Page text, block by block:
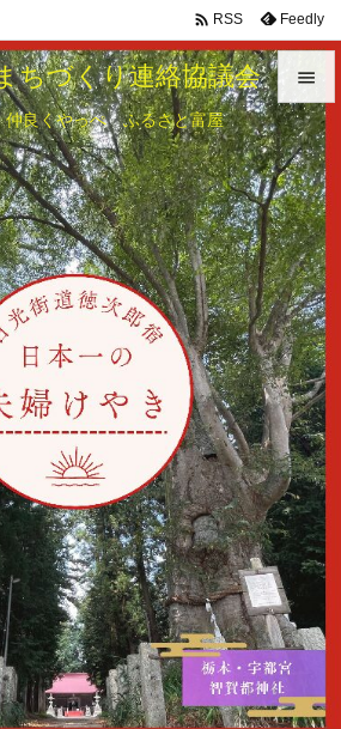
ちづくり連絡協議会
良くやっぺ ふるさと富屋


メニュ

サイド

前へ

次へ

検索
 RSS Feedly